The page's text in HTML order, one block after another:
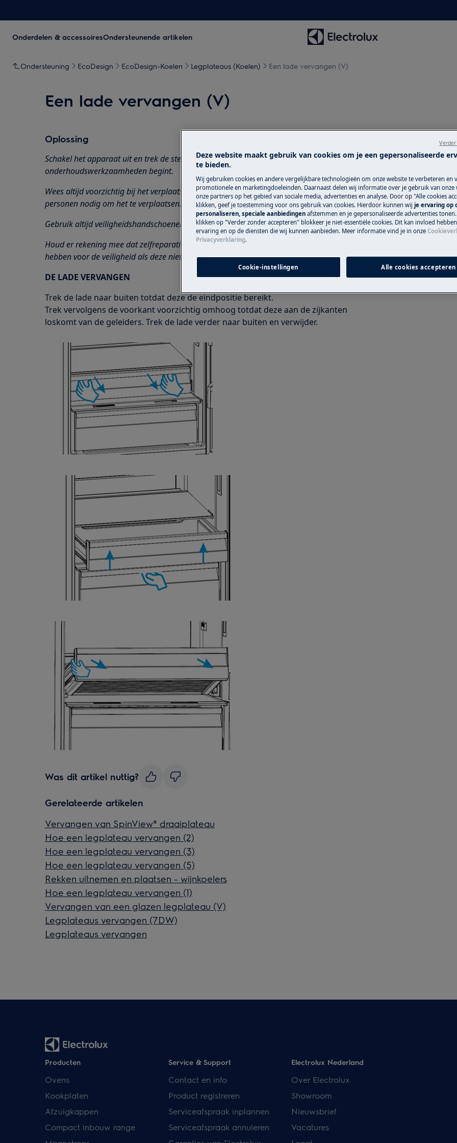
Onderdelen & accessoiresOndersteunende artikelen
Ondersteuning EcoDesign EcoDesign-Koelen Legplateaus (Koelen) Een lade vervangen (V)
Een lade vervangen (V)
Oplossing
Schakel het apparaat uit en trek de stekker uit hetstopcontactvoordat je met
onderhoudswerkzaamhedenbegint.
Wees altijd voorzichtig bij het verplaatsen van apparaten, voor zware apparaten zijn twee
personen nodig om het te verplaatsen.
Gebruik altijd veiligheidshandschoenen en gesloten schoeisel.
Houd er rekening mee dat zelfreparatie of niet-professionele reparatie gevolgen kan
hebben voor de veiligheid als deze niet correct wordt uitgevoerd.
DE LADE VERVANGEN
Trek de lade naar buiten totdat deze de eindpositie bereikt.
Trek vervolgens de voorkant voorzichtig omhoog totdat deze aan de zijkanten
loskomt van de geleiders. Trek de lade verder naar buiten en verwijder.
Was dit artikel nuttig?
Gerelateerde artikelen
Vervangen van SpinView® draaiplateau
Hoe een legplateau vervangen (2)
Hoe een legplateau vervangen (3)
Hoe een legplateau vervangen (5)
Rekken uitnemen en plaatsen - wijnkoelers
Hoe een legplateau vervangen (1)
Vervangen van een glazen legplateau (V)
Legplateaus vervangen (7DW)
Legplateaus vervangen
Producten
Ovens
Kookplaten
Afzuigkappen
Compact inbouw range
Service & Support
Contact en info
Product registreren
Serviceafspraak inplannen
Serviceafspraak annuleren
Electrolux Nederland
Over Electrolux
Showroom
Nieuwsbrief
Vacatures
Deze website maakt gebruik van cookies om je een gepersonaliseerde
te bieden.
Wij gebruiken cookies en andere vergelijkbare technologieën om onze website te verbeteren en
promotionele en marketingdoeleinden. Daarnaast delen wij informatie over je gebruik van onze
onze partners op het gebied van sociale media, advertenties en analyse. Door op "Alle cookies
klikken, geef je toestemming voor ons gebruik van cookies. Hierdoor kunnen wij je ervaring op
personaliseren, speciale aanbiedingen afstemmen en je gepersonaliseerde advertenties
klikken op "Verder zonder accepteren" blokkeer je niet-essentiële cookies. Dit kan invloed
ervaring en op de diensten die wij kunnen aanbieden. Meer informatie vind je in onze
Privacyverklaring.
Cookie-instellingen Alle cookies accepteren